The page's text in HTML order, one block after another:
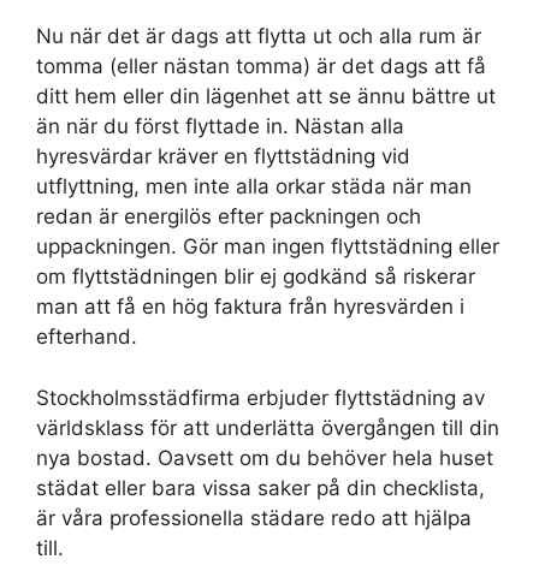
Nu när det är dags att flytta ut och alla rum är
tomma (eller nästan tomma) är det dags att få
ditt hem eller din lägenhet att se ännu bättre ut
än när du först flyttade in. Nästan alla
hyresvärdar kräver en flyttstädning vid
utflyttning, men inte alla orkar städa när man
redan är energilös efter packningen och
uppackningen. Gör man ingen flyttstädning eller
om flyttstädningen blir ej godkänd så riskerar
man att få en hög faktura från hyresvärden i
efterhand.
Stockholmsstädfirma erbjuder flyttstädning av
världsklass för att underlätta övergången till din
nya bostad. Oavsett om du behöver hela huset
städat eller bara vissa saker på din checklista,
är våra professionella städare redo att hjälpa
till.